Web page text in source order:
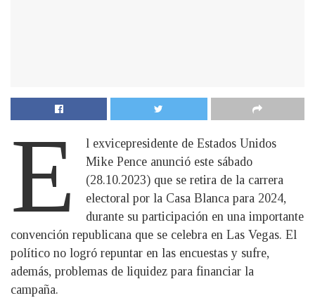
E
l exvicepresidente de Estados Unidos
Mike Pence anunció este sábado
(28.10.2023) que se retira de la carrera
electoral por la Casa Blanca para 2024,
durante su participación en una importante
convención republicana que se celebra en Las Vegas. El
político no logró repuntar en las encuestas y sufre,
además, problemas de liquidez para financiar la
campaña.